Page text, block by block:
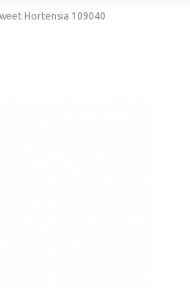
Hortensia 109040